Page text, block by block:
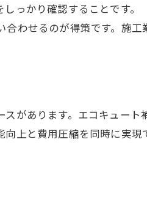
っかり確認することです。
合わせるのが得策です。施工
があります。エコキュート
上と費用圧縮を同時に実現